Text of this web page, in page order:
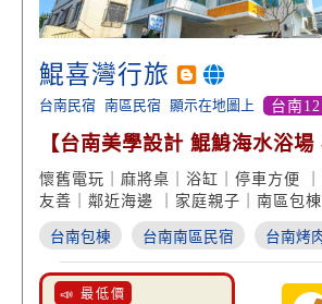
鯤喜灣行旅
台南民宿 南區民宿 顯示在地圖上 台南
【台南美學設計 鯤鯓海水浴
投影螢幕】
懷舊電玩｜麻將桌｜浴缸｜停車方便
友善｜鄰近海邊 ｜家庭親子｜南區包
台南包棟 台南南區民宿 台南烤
📣 最低價